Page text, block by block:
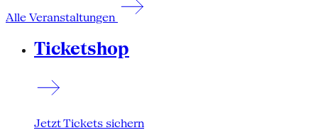
Alle Veranstaltungen
Ticketshop
Jetzt Tickets sichern